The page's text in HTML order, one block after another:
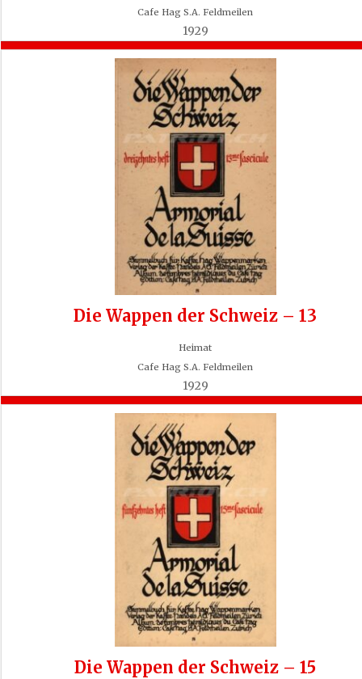
Cafe Hag S.A. Feldmeilen
1929
Die Wappen der Schweiz – 13
Heimat
Cafe Hag S.A. Feldmeilen
1929
Die Wappen der Schweiz – 15